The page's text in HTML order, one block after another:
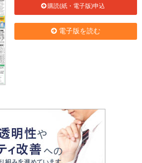
購読(紙・電子版)申込
電子版を読む